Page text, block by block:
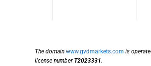
The domain www.gvdmarkets.com is
license number T2023331.